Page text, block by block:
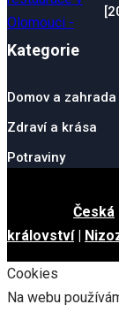
Kategorie
Domov a zahrada
Zdraví a krása
Potraviny
Česká
království|
Cookies
Na webu